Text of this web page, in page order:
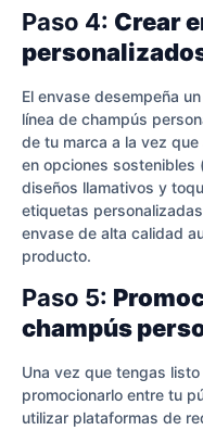
Paso 4: Crear
El envase desempeña
línea de champús
de tu marca a la vez
en opciones sostenibles
diseños llamativos y
etiquetas
envase de alta calidad
producto.
Paso 5:
champús
Una vez que tengas
promocionarlo entre tu
utilizar plataformas de